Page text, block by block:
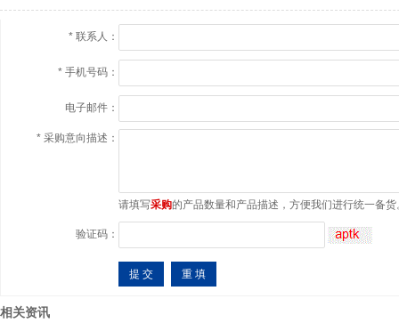
* 联系人：
* 手机号码：
电子邮件：
* 采购意向描述：
请填写采购的产品数量和产品描述，方便我们进行统一备货
验证码：
相关资讯